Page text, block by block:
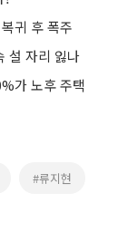
귀 후 폭주
설 자리 잃나
가 노후 주택
#류지현